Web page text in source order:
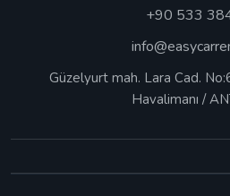
+90 533
Güzelyurt mah. Lara Cad.
Havalimanı /